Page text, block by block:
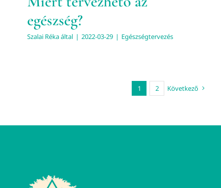
egészség?
Szalai Rékaáltal | 2022-03-29 | Egészségtervezés
1 2 Következő